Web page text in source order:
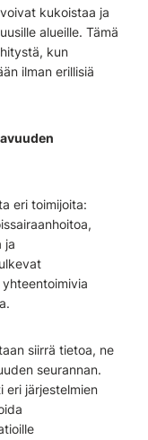
kukoistaa ja
alueille. Tämä
kun
ilman erillisiä
eri toimijoita:
ja
siirrä tietoa, ne
seurannan.
eri järjestelmien